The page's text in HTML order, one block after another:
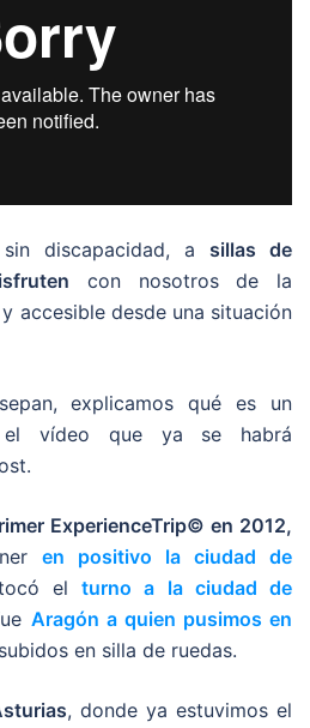
sin discapacidad, a sillas de
con nosotros de la
accesible desde una situación
explicamos qué es un
vídeo que ya se habrá
ExperienceTrip© en 2012,
en positivo la ciudad de
tocó elturno a la ciudad de
Aragón a quien pusimos en
en silla de ruedas.
, donde ya estuvimos el